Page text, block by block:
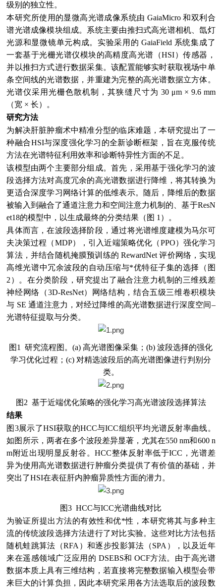
级别的独立性。
本研究所使用的显微高光谱成像系统由 GaiaMicro 和双利合
谱光谱成像模块组成。系统主要由推扫式高光谱相机、氙灯
光源和显微镜单元构成。实验采用的 GaiaField 系统集成了
一套基于光栅光谱仪模块的高精度高光谱（HSI）传感器，
并以推扫方式进行数据采集。该配置能够实时获取视场中单
条空间线的光谱数据，并重建为完整的高光谱数据立方体。
光谱仪采用光栅色散机制，其狭缝尺寸为 30 μm × 9.6 mm
（宽 × 长）。
研究方法
为解决肝脏肿瘤术中精准分型的临床难题，本研究提出了一
种融合HSI与深度强化学习的全新诊断框架，旨在克服传统
方法在光谱特征利用效率和诊断特异性方面的不足。
该模型由两个主要部分组成。首先，采用基于强化学习的波
段选择方法对高度冗余的高光谱数据进行降维，将其转换为
更适合深度学习网络计算的低维表示。随后，降维后的数据
被输入到融合了通道注意力和空间注意力机制的、基于ResN
et18的模型中，以生成最终的分类结果（图 1）。
具体而言，在波段选择阶段，通过将光谱维度建模为马尔可
夫决策过程（MDP），引入近端策略优化（PPO）强化学习
算法，并结合随机掩膜预训练的 RewardNet 评价网络，实现
高维光谱中冗余波段的自动压缩与*优特征子集的选择（图
2）。在分类阶段，研究提出了融合注意力机制的三维残差
神经网络（3D-ResNet）网络结构，结合五级三维卷积模块
与 SE 通道注意力，对经过降维的高光谱数据进行深度空间–
光谱特征提取与分类。
图1 研究流程图。(a) 高光谱图像采集；(b) 波段选择的强化
学习优化过程；(c) 对精选波段后的高光谱图像进行判别分
类。
图2 基于近端优化策略的强化学习高光谱波段选择算法
结果
图3展示了HSI获取的HCC与ICC组织平均光谱反射率曲线。
如图所示，两者在多个波段差异显著，尤其在550 nm和600 n
m附近出现明显反射谷。HCC整体反射率低于ICC，光谱差
异为使用高光谱数据进行肿瘤分类提供了有价值的基础，并
突出了HSI在表征肝内肿瘤异质性方面的潜力。
图3 HCC与ICC光谱曲线对比
为验证所提出方法的有效性和优*性，本研究将其与多种主
流的传统波段选择方法进行了对比实验。这些对比方法包括
随机蛙跳算法（RFA）和逐步投影算法（SPA），以及近年
来在遥感领域广泛应用的 DSEBS和 OCF方法。由于高光谱
数据本质上具有三维结构，若直接将完整数据输入模型会带
来巨大的计算负担，因此本研究采用各方法选取后的波段数